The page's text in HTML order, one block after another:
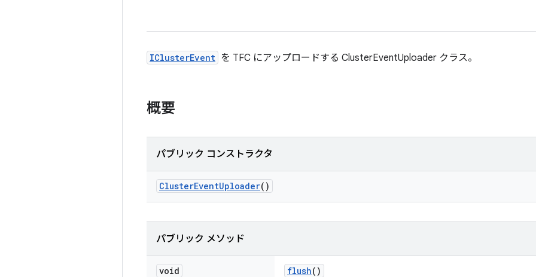
IClusterEvent を TFC にアップロードする ClusterEventUploader クラス。
概要
パブリック コンストラクタ
ClusterEventUploader()
パブリック メソッド
void flush()